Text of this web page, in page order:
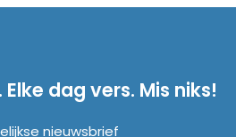
dag vers. Mis niks!
nieuwsbrief